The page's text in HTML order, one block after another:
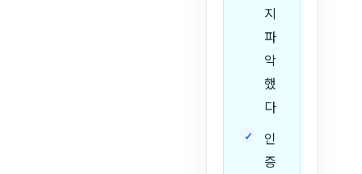
지
파
악
했
다
인
증